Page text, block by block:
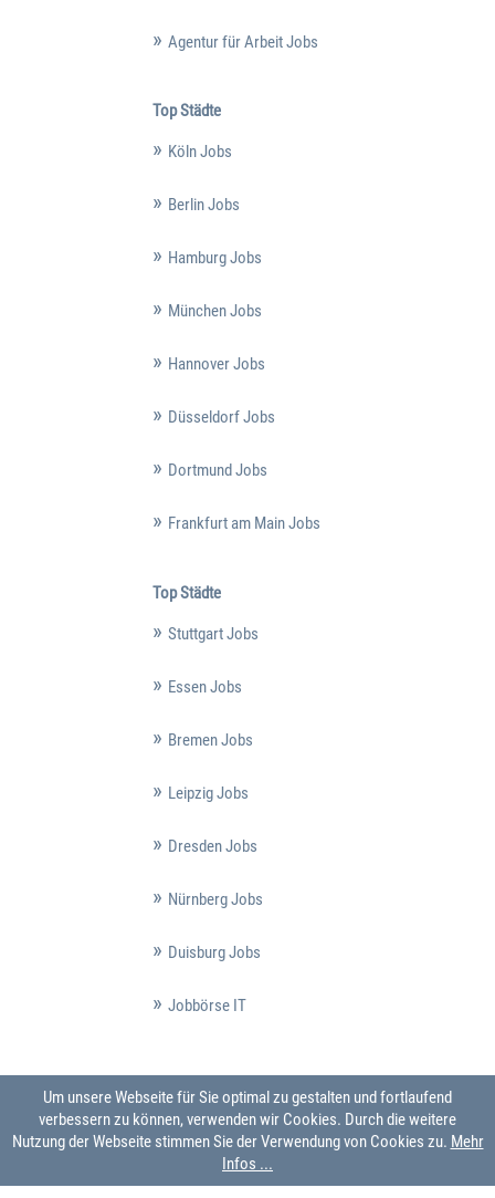
Agentur für Arbeit Jobs
Top Städte
Köln Jobs
Berlin Jobs
Hamburg Jobs
München Jobs
Hannover Jobs
Düsseldorf Jobs
Dortmund Jobs
Frankfurt am Main Jobs
Top Städte
Stuttgart Jobs
Essen Jobs
Bremen Jobs
Leipzig Jobs
Dresden Jobs
Nürnberg Jobs
Duisburg Jobs
Jobbörse IT
Um unsere Webseite für Sie optimal zu gestalten und fortlaufend
verbessern zu können, verwenden wir Cookies. Durch die weitere
Nutzung der Webseite stimmen Sie der Verwendung von Cookies zu. Mehr
Infos ...